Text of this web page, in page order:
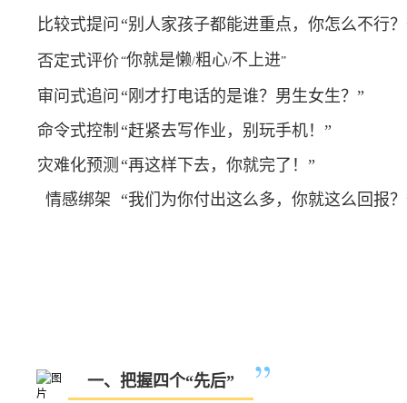
比较式提问 “别人家孩子都能进重点，你怎么不行
否定式评价“你就是懒/粗心/不上进”
审问式追问 “刚才打电话的是谁？男生女生？”
命令式控制 “赶紧去写作业，别玩手机！”
灾难化预测 “再这样下去，你就完了！”
情感绑架
“我们为你付出这么多，你就这么回报
一、把握四个“先后”